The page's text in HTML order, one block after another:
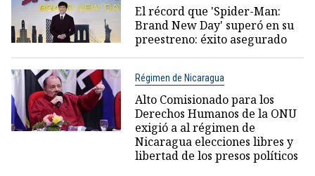
El récord que 'Spider-Man:
Brand New Day' superó en su
preestreno: éxito asegurado
Régimen de Nicaragua
Alto Comisionado para los
Derechos Humanos de la ONU
exigió a al régimen de
Nicaragua elecciones libres y
libertad de los presos políticos